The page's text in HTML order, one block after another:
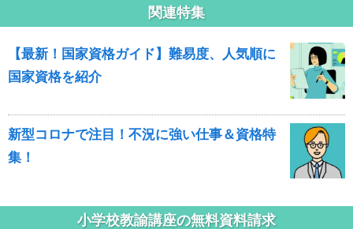
関連特集
【最新！国家資格ガイド】難易度、人気順に
国家資格を紹介
新型コロナで注目！不況に強い仕事＆資格特
集！
小学校教諭講座の無料資料請求